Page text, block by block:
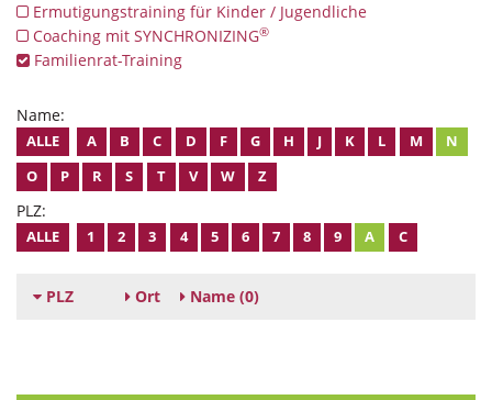
Ermutigungstraining für Kinder / Jugendliche
Coaching mit SYNCHRONIZING®
Familienrat-Training
Name:
ALLE A B C D F G H J K L M
N
O
P R S T V W Z
PLZ:
ALLE 1 2 3 4 5 6 7 8 9 A C
PLZ Ort Name (0)